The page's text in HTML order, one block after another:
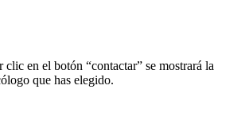
clic en el botón “contactar” se mostrará la
que has elegido.